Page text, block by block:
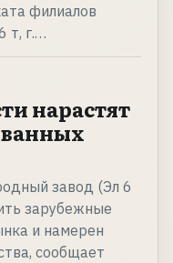
филиалов
т, г.…
нарастят
завод (Эл 6
зарубежные
и намерен
сообщает